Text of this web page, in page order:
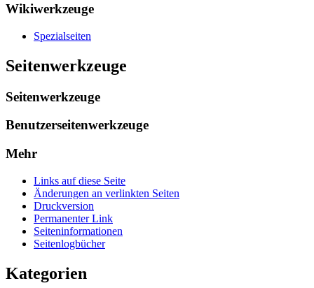
Wikiwerkzeuge
Spezialseiten
Seitenwerkzeuge
Seitenwerkzeuge
Benutzerseitenwerkzeuge
Mehr
Links auf diese Seite
Änderungen an verlinkten Seiten
Druckversion
Permanenter Link
Seiten­­informationen
Seitenlogbücher
Kategorien